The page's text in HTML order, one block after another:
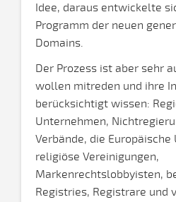
Idee, daraus entwickelte
Programm der neuen
Domains.
Der Prozess ist aber sehr
wollen mitreden und ihre
berücksichtigt wissen:
Unternehmen,
Verbände, die Europäische
religiöse Vereinigungen,
Markenrechtslobbyisten,
Registries, Registrare und